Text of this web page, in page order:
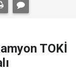
TOKİ